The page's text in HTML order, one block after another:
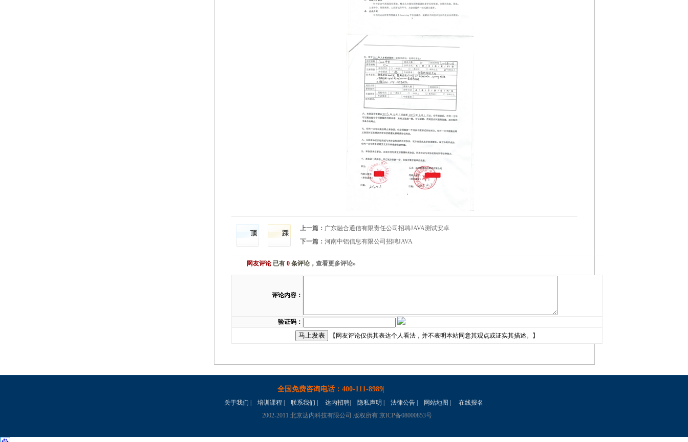
顶 踩 上一篇： 广东融合通信有限责任公司招聘JAVA测试安卓
下一篇： 河南中铝信息有限公司招聘JAVA
网友评论已有 0 条评论， 查看更多评论»
评论内容：
验证码：
【网友评论仅供其表达个人看法，并不表明本站同意其观点或证实其描述。】
全国免费咨询电话： 400-111-8989
关于我们 培训课程 联系我们 达内招聘| 隐私声明 | 法律公告 网站地图
在线报名
2002-2011 北京达内科技有限公司 版权所有 京ICP备08000853号